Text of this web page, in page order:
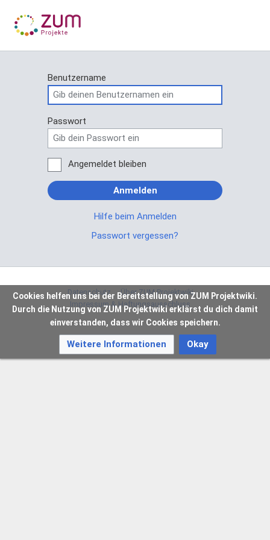
Benutzername
Passwort
Angemeldet bleiben
Anmelden
Hilfe beim Anmelden
Passwort vergessen?
Datenschutz
Über ZUM Projektwiki
Impressum & Haftungsausschluss
Cookies helfen uns bei der Bereitstellung von ZUM Projektwiki.
Durch die Nutzung von ZUM Projektwiki erklärst du dich damit
einverstanden, dass wir Cookies speichern.
Weitere Informationen Okay